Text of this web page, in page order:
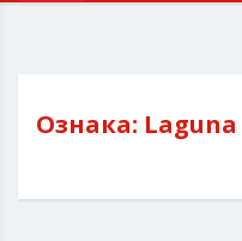
Ознака: Laguna